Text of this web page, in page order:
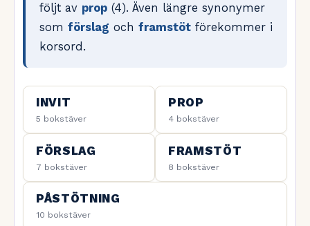
följt av prop(4). Även längre synonymer
som förslag och framstötförekommer i
korsord.
INVIT
5 bokstäver
PROP
4 bokstäver
FÖRSLAG
7 bokstäver
FRAMSTÖT
8 bokstäver
PÅSTÖTNING
10 bokstäver